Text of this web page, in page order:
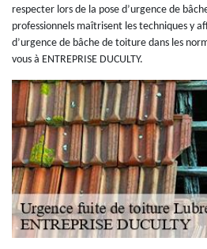
respecter lors de la pose d’urgence de
professionnels maîtrisent les techniques y
d’urgence de bâche de toiture dans les
vous à ENTREPRISE DUCULTY.